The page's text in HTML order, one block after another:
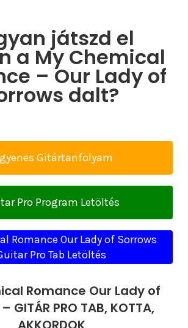
játszd el
a My Chemical
– Our Lady of
dalt?
Gitártanfolyam
Pro Program Letöltés
Romance Our Lady of Sorrows
Pro Tab Letöltés
Romance Our Lady of
GITÁR PRO TAB, KOTTA,